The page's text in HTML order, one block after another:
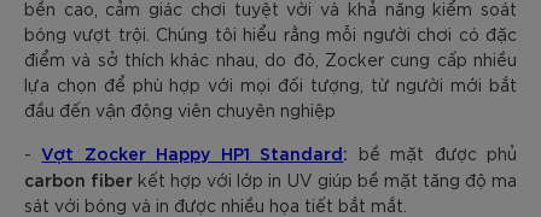
bền cao, cảm giác chơi tuyệt vời và khả năng kiểm soát
bóng vượt trội. Chúng tôi hiểu rằng mỗi người chơi có đặc
điểm và sở thích khác nhau, do đó, Zocker cung cấp nhiều
lựa chọn để phù hợp với mọi đối tượng, từ người mới bắt
đầu đến vận động viên chuyên nghiệp
-Vợt Zocker Happy HP1 Standard: bề mặt được phủ
carbon fiber kết hợp với lớp in UV giúp bề mặt tăng độ ma
sát với bóng và in được nhiều họa tiết bắt mắt.